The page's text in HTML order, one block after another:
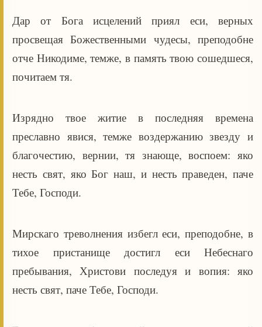
Дар от Бога исцелений приял еси, верных
просвещая Божественными чудесы, преподобне
отче Никодиме, темже, в память твою сошедшеся,
почитаем тя.
Изрядно твое житие в последняя времена
преславно явися, темже воздержанию звезду и
благочестию, вернии, тя знающе, воспоем: яко
несть свят, яко Бог наш, и несть праведен, паче
Тебе, Господи.
Мирскаго треволнения избегл еси, преподобне, в
тихое пристанище достигл еси Небеснаго
пребывания, Христови последуя и вопия: яко
несть свят, паче Тебе, Господи.